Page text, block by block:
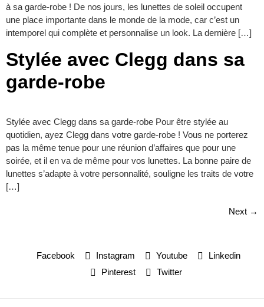
à sa garde-robe ! De nos jours, les lunettes de soleil occupent
une place importante dans le monde de la mode, car c’est un
intemporel qui complète et personnalise un look. La dernière […]
Stylée avec Clegg dans sa
garde-robe
Stylée avec Clegg dans sa garde-robe Pour être stylée au
quotidien, ayez Clegg dans votre garde-robe ! Vous ne porterez
pas la même tenue pour une réunion d’affaires que pour une
soirée, et il en va de même pour vos lunettes. La bonne paire de
lunettes s’adapte à votre personnalité, souligne les traits de votre
[…]
Next →
Facebook Instagram Youtube
Linkedin
Pinterest
Twitter